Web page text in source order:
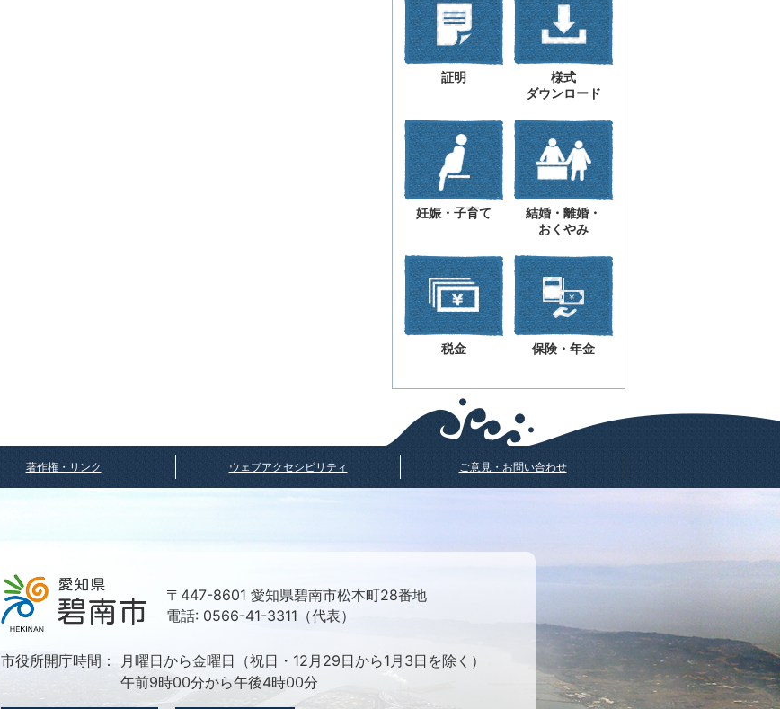
証明
様式
ダウンロード
妊娠・子育て
結婚・離婚・
おくやみ
税金 保険・年金
著作権・リンク ウェブアクセシビリティ ご意見・お問い合わせ
〒447-8601 愛知県碧南市松本町28番地
電話: 0566-41-3311（代表）
市役所開庁時間：
月曜日から金曜日（祝日・12月29日から1月3日を除く）
午前9時00分から午後4時00分